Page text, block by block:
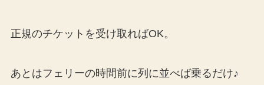
正規のチケットを受け取ればOK。
あとはフェリーの時間前に列に並べば乗るだけ♪